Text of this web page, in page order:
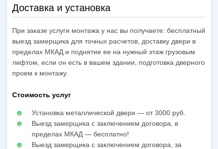
Доставка и установка
При заказе услуги монтажа у нас вы получаете: бесплатный
выезд замерщика для точных расчетов, доставку двери в
пределах МКАД и поднятие ее на нужный этаж грузовым
лифтом, если он есть в вашем здании, подготовка дверного
проем к монтажу.
Стоимость услуг
Установка металлической двери — от 3000 руб.
Выезд замерщика с заключением договора, в
пределах МКАД — бесплатно!
Выезд замерщика с заключением договора, за